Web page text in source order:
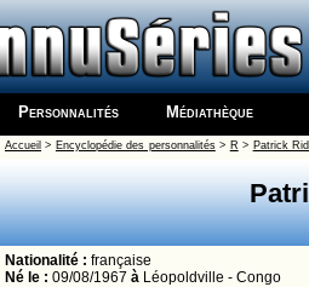
Personnalités Médiathèque
Accueil > Encyclopédie des personnalités> R > Patrick
Nationalité : française
Né le : 09/08/1967 à Léopoldville - Congo